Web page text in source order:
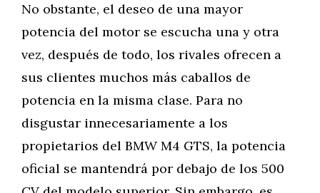
No obstante, el deseo de una mayor
potencia del motor se escucha una y otra
vez, después de todo, los rivales ofrecen a
sus clientes muchos más caballos de
potencia en la misma clase. Para no
disgustar innecesariamente a los
propietarios del BMW M4 GTS, la potencia
oficial se mantendrá por debajo de los 500